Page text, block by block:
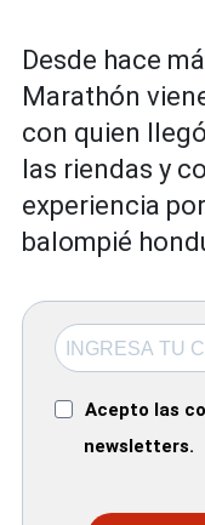
Desde hace
Marathón
con quien
las riendas y
experiencia
balompié
Acepto las
newsletters.